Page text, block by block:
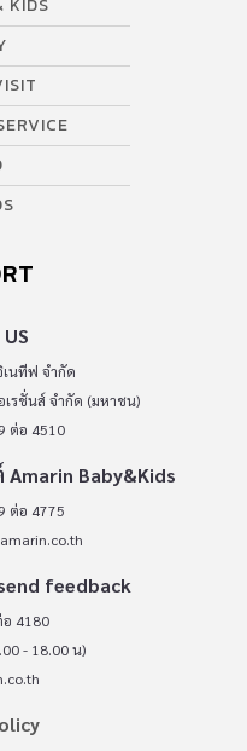
เนทีฟ จำกัด
เรชั่นส์ จำกัด (มหาชน)
ต่อ 4510
Baby&Kids
ต่อ 4775
feedback
4180
- 18.00 น)